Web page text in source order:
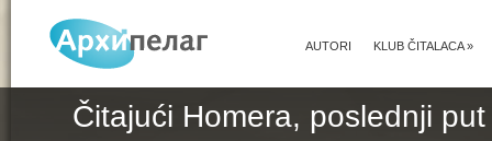
KLUB ČITALACA»
AUTORI
Čitajući Homera, poslednji put